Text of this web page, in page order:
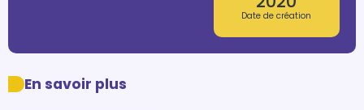
Date de création
En savoir plus